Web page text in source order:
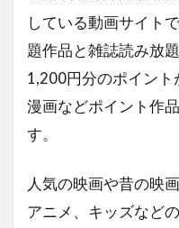
している動画サイト
題作品と雑誌読み放
1,200円分のポイン
漫画などポイント作
す。
人気の映画や昔の映
アニメ、キッズなど